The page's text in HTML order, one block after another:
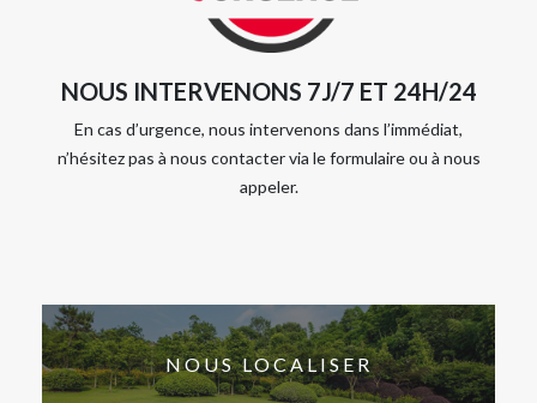
NOUS INTERVENONS 7J/7 ET 24H/24
En cas d’urgence, nous intervenons dans l’immédiat,
n’hésitez pas à nous contacter via le formulaire ou à nous
appeler.
NOUS LOCALISER